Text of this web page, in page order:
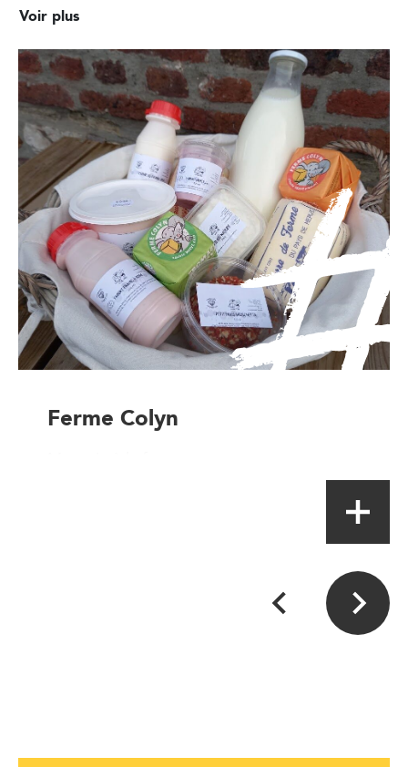
Voir plus
Ferme Colyn